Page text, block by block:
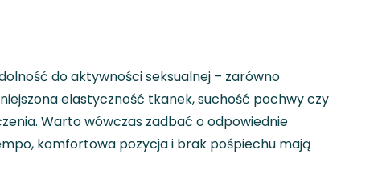
do aktywności seksualnej – zarówno
elastyczność tkanek, suchość pochwy czy
Warto wówczas zadbać o odpowiednie
komfortowa pozycja i brak pośpiechu mają